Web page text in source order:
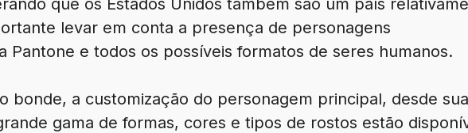
que os Estados Unidos também são um país
levar em conta a presença de personagens
Pantone e todos os possíveis formatos de seres humanos.
bonde, a customização do personagem principal, desde sua
gama de formas, cores e tipos de rostos estão